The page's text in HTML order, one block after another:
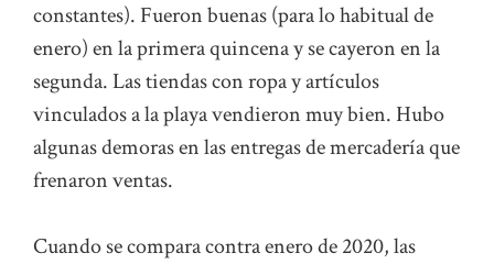
constantes). Fueron buenas (para lo habitual de
enero) en la primera quincena y se cayeron en la
segunda. Las tiendas con ropa y artículos
vinculados a la playa vendieron muy bien. Hubo
algunas demoras en las entregas de mercadería que
frenaron ventas.
Cuando se compara contra enero de 2020, las